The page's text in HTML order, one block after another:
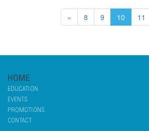
« 8 9 10 11
HOME
EDUCATION
EVENTS
PROMOTIONS
CONTACT